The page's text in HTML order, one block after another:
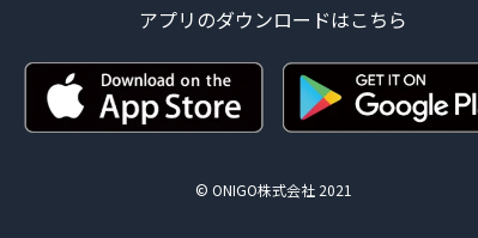
アプリのダウンロードはこちら
© ONIGO株式会社 2021